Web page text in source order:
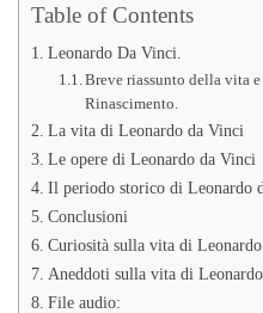
Table of Contents
Leonardo Da Vinci.
Breve riassunto della vita
Rinascimento.
La vita di Leonardo da Vinci
Le opere di Leonardo da Vinci
Il periodo storico di Leonardo
Conclusioni
Curiosità sulla vita di
Aneddoti sulla vita di
File audio: